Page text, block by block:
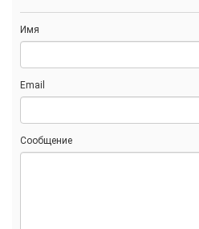
Имя
Email
Сообщение